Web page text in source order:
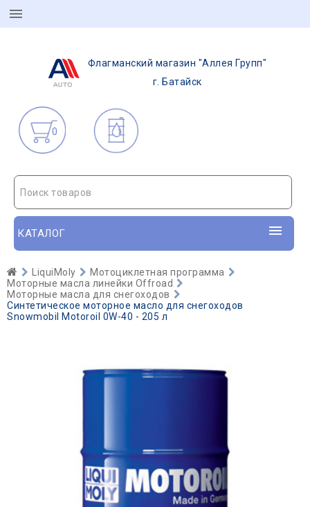
Флагманский магазин "Аллея Групп"
г. Батайск
0
Поиск товаров
КАТАЛОГ
LiquiMoly
Мотоциклетная программа
Моторные масла линейки Offroad
Моторные масла для снегоходов
Синтетическое моторное масло для снегоходов
Snowmobil Motoroil 0W-40 - 205 л